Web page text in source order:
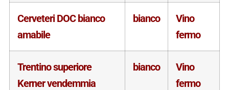
Cerveteri DOC bianco
amabile
bianco
Vino
fermo
Trentino superiore
Kerner vendemmia
bianco
Vino
fermo